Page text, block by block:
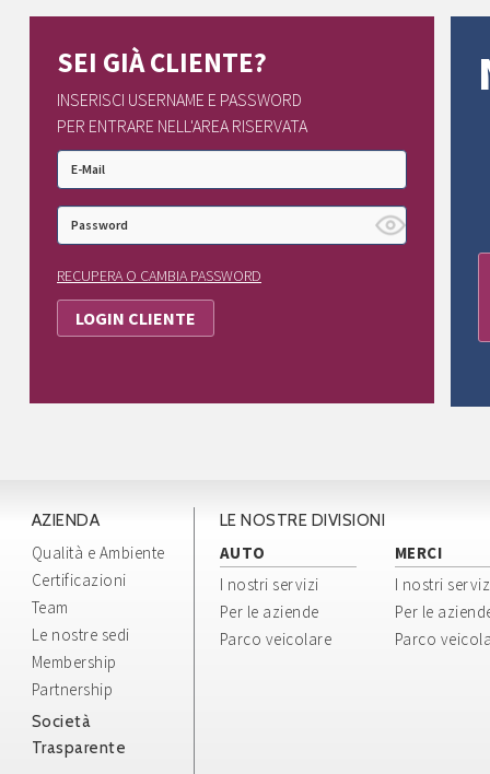
SEI GIÀ CLIENTE?
INSERISCI USERNAME E PASSWORD
PER ENTRARE NELL'AREA RISERVATA
RECUPERA O CAMBIA PASSWORD
AZIENDA
Qualità e Ambiente
Certificazioni
Team
Le nostre sedi
Membership
Partnership
Società
Trasparente
LE NOSTRE DIVISIONI
AUTO
I nostri servizi
Per le aziende
Parco veicolare
MERCI
I nostri
Per le
Parco